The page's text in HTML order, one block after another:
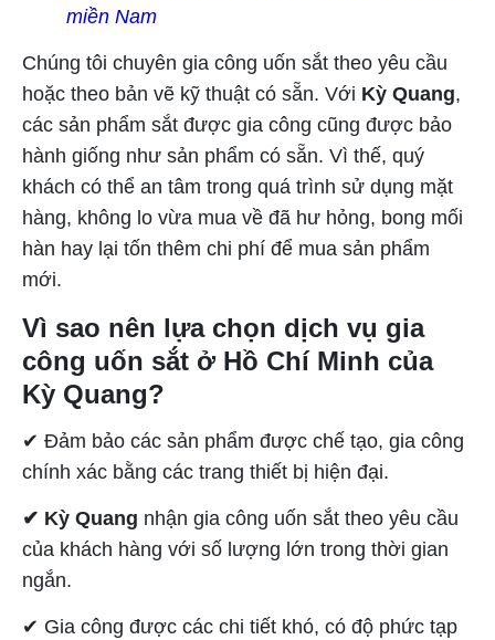
miền Nam
Chúng tôi chuyên gia công uốn sắt theo yêu cầu
hoặc theo bản vẽ kỹ thuật có sẵn. Với Kỳ Quang,
các sản phẩm sắt được gia công cũng được bảo
hành giống như sản phẩm có sẵn. Vì thế, quý
khách có thể an tâm trong quá trình sử dụng mặt
hàng, không lo vừa mua về đã hư hỏng, bong mối
hàn hay lại tốn thêm chi phí để mua sản phẩm
mới.
Vì sao nên lựa chọn dịch vụ gia
công uốn sắt ở Hồ Chí Minh của
Kỳ Quang?
✔ Đảm bảo các sản phẩm được chế tạo, gia công
chính xác bằng các trang thiết bị hiện đại.
✔ Kỳ Quang nhận gia công uốn sắt theo yêu cầu
của khách hàng với số lượng lớn trong thời gian
ngắn.
✔ Gia công được các chi tiết khó, có độ phức tạp